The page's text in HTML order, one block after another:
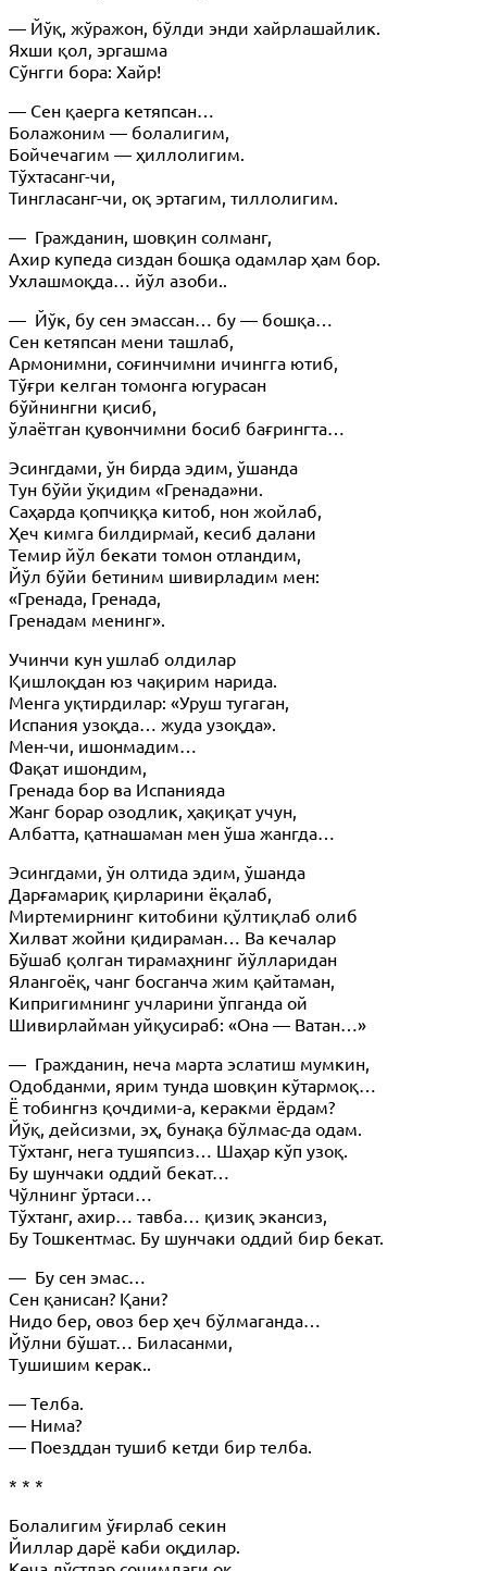
— Йўқ, жўражон, бўлди энди хайрлашайлик.
Яхши қол, эргашма
Сўнгги бора: Хайр!
— Сен қаерга кетяпсан…
Болажоним — болалигим,
Бойчечагим — ҳиллолигим.
Тўхтасанг-чи,
Тингласанг-чи, оқ эртагим, тиллолигим.
— Гражданин, шовқин солманг,
Ахир купеда сиздан бошқа одамлар ҳам бор.
Ухлашмоқда… йўл азоби..
— Йўк, бу сен эмассан… бу — бошқа…
Сен кетяпсан мени ташлаб,
Армонимни, соғинчимни ичингга ютиб,
Тўғри келган томонга югурасан
бўйнингни қисиб,
ўлаётган қувончимни босиб бағрингта…
Эсингдами, ўн бирда эдим, ўшанда
Тун бўйи ўқидим «Гренада»ни.
Саҳарда қопчиққа китоб, нон жойлаб,
Ҳеч кимга билдирмай, кесиб далани
Темир йўл бекати томон отландим,
Йўл бўйи бетиним шивирладим мен:
«Гренада, Гренада,
Гренадам менинг».
Учинчи кун ушлаб олдилар
Қишлоқдан юз чақирим нарида.
Менга уқтирдилар: «Уруш тугаган,
Испания узоқда… жуда узоқда».
Мен-чи, ишонмадим…
Фақат ишондим,
Гренада бор ва Испанияда
Жанг борар озодлик, ҳақиқат учун,
Албатта, қатнашаман мен ўша жангда…
Эсингдами, ўн олтида эдим, ўшанда
Дарғамариқ қирларини ёқалаб,
Миртемирнинг китобини қўлтиқлаб олиб
Хилват жойни қидираман… Ва кечалар
Бўшаб қолган тирамаҳнинг йўлларидан
Ялангоёқ, чанг босганча жим қайтаман,
Кипригимнинг учларини ўпганда ой
Шивирлайман уйқусираб: «Она — Ватан…»
— Гражданин, неча марта эслатиш мумкин,
Одобданми, ярим тунда шовқин кўтармоқ…
Ё тобингнз қочдими-а, керакми ёрдам?
Йўқ, дейсизми, эҳ, бунақа бўлмас-да одам.
Тўхтанг, нега тушяпсиз… Шаҳар кўп узоқ.
Бу шунчаки оддий бекат…
Чўлнинг ўртаси…
Тўхтанг, ахир… тавба… қизиқ экансиз,
Бу Тошкентмас. Бу шунчаки оддий бир бекат.
— Бу сен эмас…
Сен қанисан? Қани?
Нидо бер, овоз бер ҳеч бўлмаганда…
Йўлни бўшат… Биласанми,
Тушишим керак..
— Телба.
— Нима?
— Поезддан тушиб кетди бир телба.
* * *
Болалигим ўғирлаб секин
Йиллар дарё каби оқдилар.